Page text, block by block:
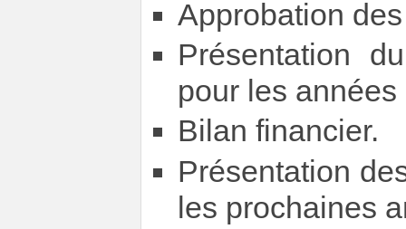
Approbation
Présentation
pour les années
Bilan financier.
Présentation
les prochaines